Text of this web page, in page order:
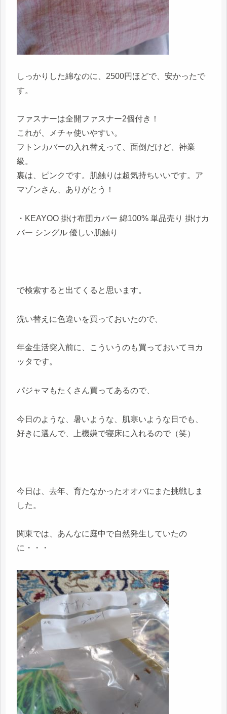
しっかりした綿なのに、2500円ほどで、安かったで
す。
ファスナーは全開ファスナー2個付き！
これが、メチャ使いやすい。
フトンカバーの入れ替えって、面倒だけど、神業
級。
裏は、ピンクです。肌触りは超気持ちいいです。ア
マゾンさん、ありがとう！
・KEAYOO 掛け布団カバー 綿100% 単品売り 掛けカ
バー シングル 優しい肌触り
で検索すると出てくると思います。
洗い替えに色違いを買っておいたので、
年金生活突入前に、こういうのも買っておいてヨカ
ッタです。
パジャマもたくさん買ってあるので、
今日のような、暑いような、肌寒いような日でも、
好きに選んで、上機嫌で寝床に入れるので（笑）
今日は、去年、育たなかったオオバにまた挑戦しま
した。
関東では、あんなに庭中で自然発生していたの
に・・・